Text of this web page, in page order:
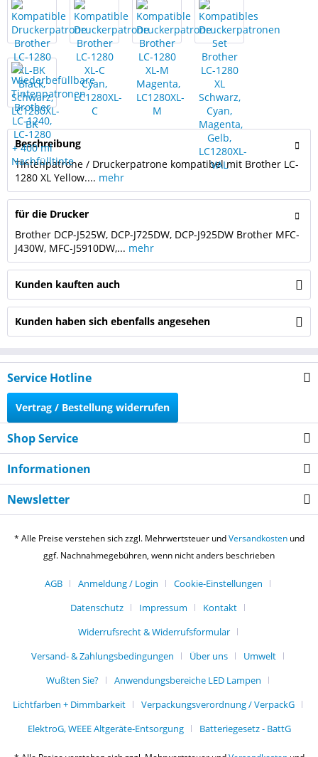
Beschreibung
Tintenpatrone / Druckerpatrone kompatibel mit Brother LC-
1280 XL Yellow.... mehr
für die Drucker
Brother DCP-J525W, DCP-J725DW, DCP-J925DW Brother MFC-
J430W, MFC-J5910DW,... mehr
Kunden kauften auch
Kunden haben sich ebenfalls angesehen
Service Hotline
Vertrag / Bestellung widerrufen
Shop Service
Informationen
Newsletter
* Alle Preise verstehen sich zzgl. Mehrwertsteuer undVersandkostenund
ggf. Nachnahmegebühren, wenn nicht anders beschrieben
AGB Anmeldung / Login
Cookie-Einstellungen
Datenschutz
Impressum
Kontakt
Widerrufsrecht & Widerrufsformular
Versand- & Zahlungsbedingungen
Über uns
Umwelt
Wußten Sie?
Anwendungsbereiche LED Lampen
Lichtfarben + Dimmbarkeit
Verpackungsverordnung / VerpackG
ElektroG, WEEE Altgeräte-Entsorgung
Batteriegesetz - BattG